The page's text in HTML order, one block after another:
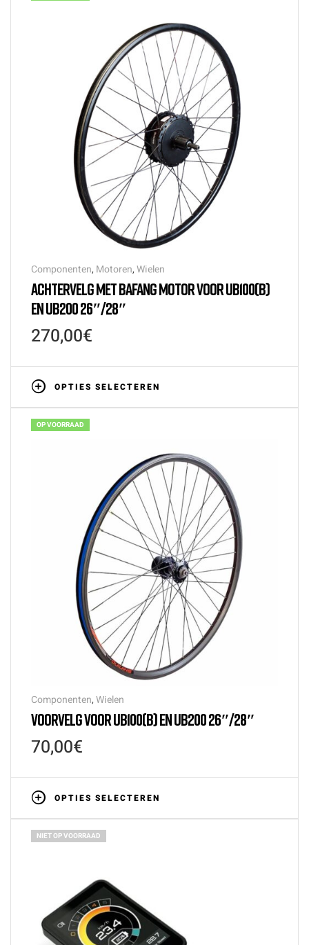
Componenten, Motoren,Wielen
ACHTERVELG MET BAFANG MOTOR VOOR UB100(B)
EN UB200 26″/28″
270,00€
OPTIES SELECTEREN
OP VOORRAAD
Componenten,Wielen
VOORVELG VOOR UB100(B) EN UB200 26″/28″
70,00€
OPTIES SELECTEREN
NIET OP VOORRAAD